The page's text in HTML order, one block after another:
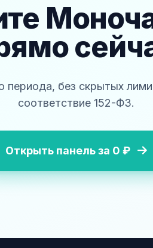
периода, без скрытых
соответствие 152-ФЗ.
Открыть панель за 0 ₽